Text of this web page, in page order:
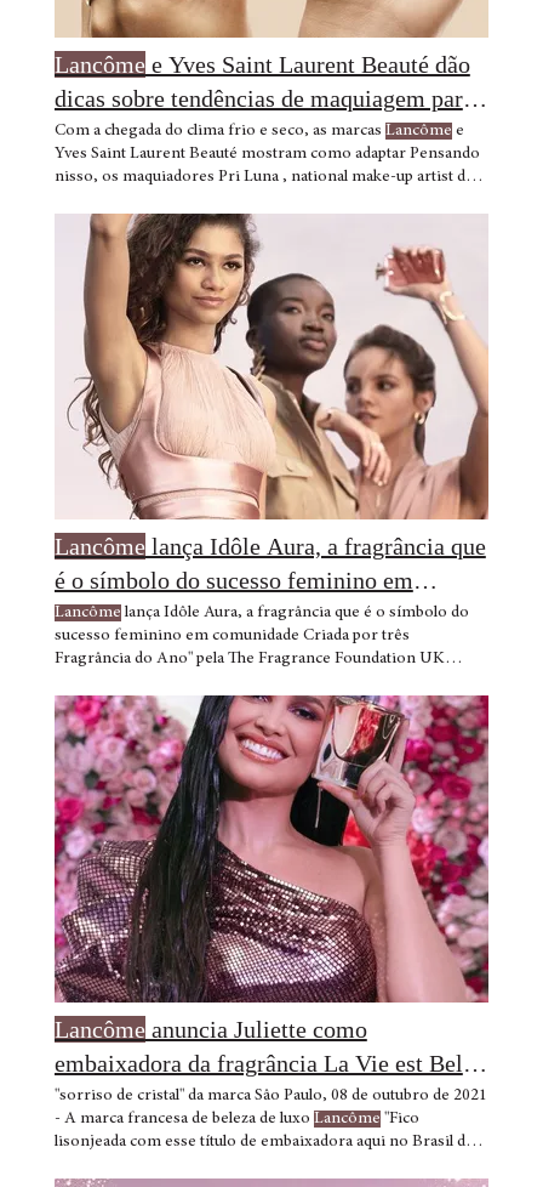
Lancômee Yves Saint Laurent Beauté dão
dicas sobre tendências de maquiagem para
o outono e inverno
Com a chegada do clima frio e seco, as marcas Lancôme e
Yves Saint Laurent Beauté mostram como adaptar Pensando
nisso, os maquiadores Pri Luna , national make-up artist de
seguindo os passos abaixo: De acordo com a Pri Luna ,
national make-up artist deLancôme
Lancômelança Idôle Aura, a fragrância que
é o símbolo do sucesso feminino em
comunidade
Lancôme lança Idôle Aura, a fragrância que é o símbolo do
sucesso feminino em comunidade Criada por três
Fragrância do Ano" pela The Fragrance Foundation UK
Para as notas de coração, uma super infusão de jasmim
grandiflorum da Índia criada para aLancôme, e A
CAMPANHA Com Idôle Aura,Lancômeestá celebrando o
espírito de comunidade que é um tema comum aoLancôme
afirma que a felicidade é a beleza mais atraente.
Lancômeanuncia Juliette como
embaixadora da fragrância La Vie est Belle
no Brasil
"sorriso de cristal" da marca Sâo Paulo, 08 de outubro de 2021
- A marca francesa de beleza de luxo Lancôme "Fico
lisonjeada com esse título de embaixadora aqui no Brasil de